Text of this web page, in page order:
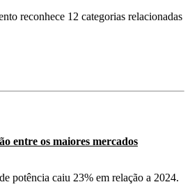
reconhece 12 categorias relacionadas
entre os maiores mercados
potência caiu 23% em relação a 2024.